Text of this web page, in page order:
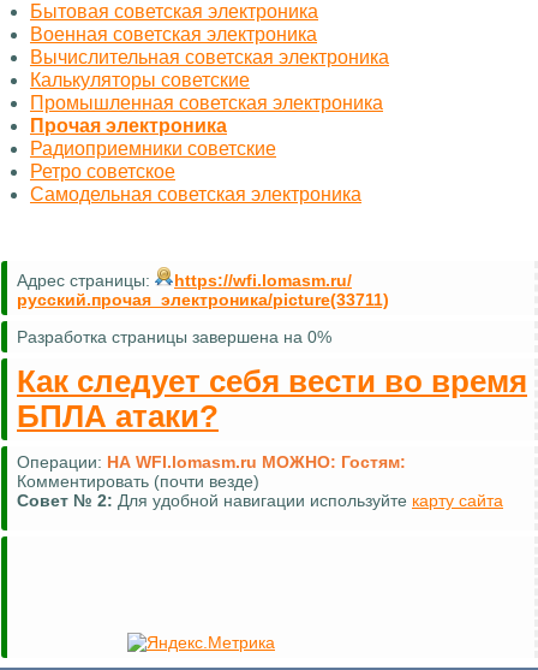
Бытовая советская электроника
Военная советская электроника
Вычислительная советская электроника
Калькуляторы советские
Промышленная советская электроника
Прочая электроника
Радиоприемники советские
Ретро советское
Самодельная советская электроника
Адрес страницы:
https://wfi.lomasm.ru/
русский.прочая_электроника/picture(33711)
Разработка страницы завершена на 0%
Как следует себя вести во время
БПЛА атаки?
Операции: НА WFI.lomasm.ru МОЖНО: Гостям:
форумеФорум
Совет № 3: Для связи с автором используйтеформу обратной